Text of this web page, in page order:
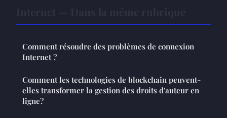
Comment résoudre des problèmes de connexion
Internet ?
Comment les technologies de blockchain peuvent-
elles transformer la gestion des droits d'auteur en
ligne?